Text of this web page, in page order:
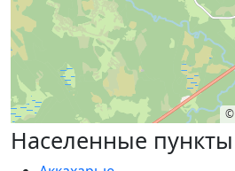
©
Населенные пункты